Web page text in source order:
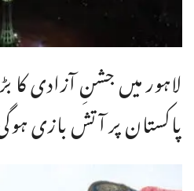
لاہور میں جشنِ آزادی کا
پاکستان پر آتش بازی